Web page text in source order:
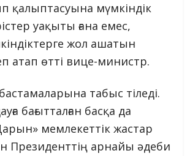
қалыптасуына мүмкіндік
уақыты ғана емес,
жол ашатын
атап өтті вице-министр.
табыс тіледі.
бағытталған басқа да
мемлекеттік жастар
Президенттің арнайы әдеби